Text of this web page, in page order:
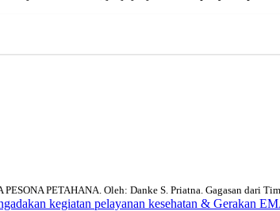
PESONA PETAHANA. Oleh: Danke S. Priatna. Gagasan dari
kegiatan pelayanan kesehatan & Gerakan